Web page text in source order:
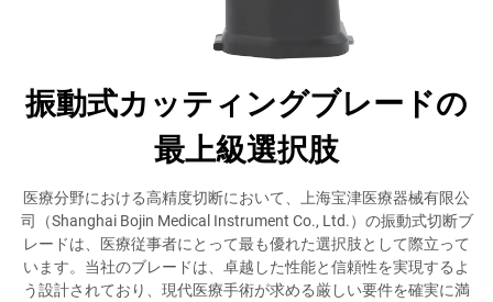
振動式カッティングブレードの
最上級選択肢
医療分野における高精度切断において、上海宝津医療器械有限公
司（Shanghai Bojin Medical Instrument Co., Ltd.）の振動式切断ブ
レードは、医療従事者にとって最も優れた選択肢として際立って
います。当社のブレードは、卓越した性能と信頼性を実現するよ
う設計されており、現代医療手術が求める厳しい要件を確実に満